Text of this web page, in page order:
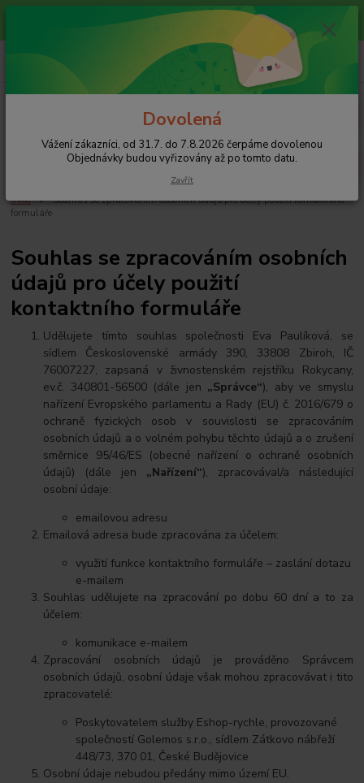
Vážení zákazníci, od 31.7. do 7.8.2026 čerpáme dovolenou
Objednávky budou vyřizovány až po tomto datu.
+420 608 754 282
pište email, pokud nezvedám tel.
Úvod
Souhlas se zpracováním osobních údajů pro účely použití kontaktního
formuláře
Souhlas se zpracováním osobních
údajů pro účely použití
kontaktního formuláře
Udělujete tímto souhlas společnosti Eva Paulíková, se
sídlem Československé armády 390, 33808 Zbiroh, IČ
76007227, zapsaná v živnostenském rejstříku Rokycany,
ev.č. 340801-56500 (dále jen „Správce“), aby ve smyslu
nařízení Evropského parlamentu a Rady (EU) č. 2016/679 o
ochraně fyzických osob v souvislosti se zpracováním
osobních údajů a o volném pohybu těchto údajů a o zrušení
směrnice 95/46/ES (obecné nařízení o ochraně osobních
údajů) (dále jen „Nařízení“), zpracovával/a následující
osobní údaje:
emailovou adresu
Emailová adresa bude zpracována za účelem:
využití funkce kontaktního formuláře – zaslání dotazu
e-mailem
Souhlas udělujete na zpracování po dobu 60 dní a to za
účelem:
komunikace e-mailem
Zpracování osobních údajů je prováděno Správcem
osobních údajů, osobní údaje však mohou zpracovávat i tito
zpracovatelé:
Poskytovatelem služby Eshop-rychle, provozované
společností Golemos s.r.o., sídlem Zátkovo nábřeží
448/73, 370 01, České Budějovice
Osobní údaje nebudou předány mimo území EU.
Dovolená
Vážení zákazníci, od 31.7. do 7.8.2026 čerpáme dovolenou
Objednávky budou vyřizovány až po tomto datu.
Zavřít